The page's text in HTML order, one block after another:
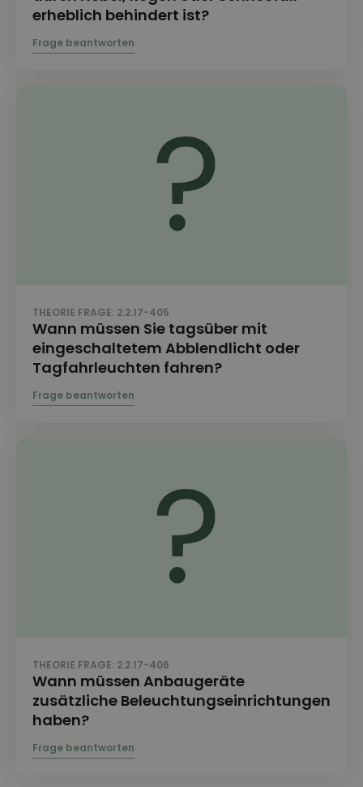
erheblich behindert ist?
THEORIE FRAGE: 2.2.17-405
Wann müssen Sie tagsüber mit
eingeschaltetem Abblendlicht oder
Tagfahrleuchten fahren?
THEORIE FRAGE: 2.2.17-406
Wann müssen Anbaugeräte
zusätzliche Beleuchtungseinrichtungen
haben?